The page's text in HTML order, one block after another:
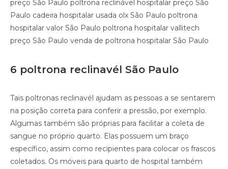
preço São Paulo poltrona reclinável hospitalar preço São
Paulo cadeira hospitalar usada olx São Paulo poltrona
hospitalar valor São Paulo poltrona hospitalar vallitech
preço São Paulo venda de poltrona hospitalar São Paulo
6 poltrona reclinavél São Paulo
Tais poltronas reclinavél ajudam as pessoas a se sentarem
na posição correta para conferir a pressão, por exemplo.
Algumas também são próprias para facilitar a coleta de
sangue no próprio quarto. Elas possuem um braço
específico, assim como recipientes para colocar os frascos
coletados. Os móveis para quarto de hospital também